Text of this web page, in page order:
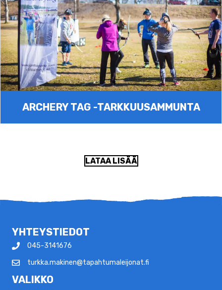
ARCHERY TAG -TARKKUUSAMMUNTA
LATAA LISÄÄ
YHTEYSTIEDOT
045-3141676
turkka.makinen@tapahtumaleijonat.fi
VALIKKO